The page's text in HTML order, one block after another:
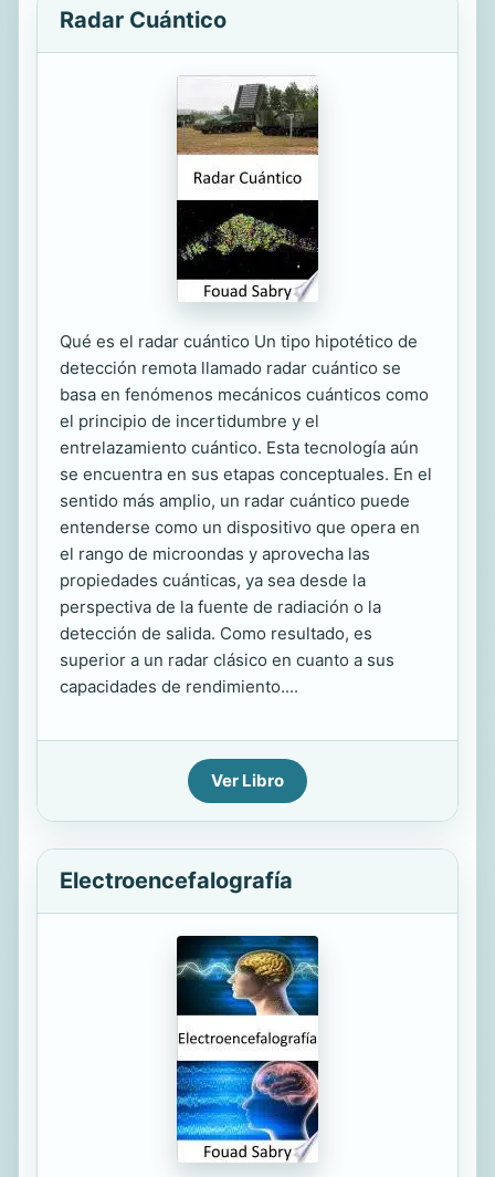
Radar Cuántico
Qué es el radar cuántico Un tipo hipotético de
detección remota llamado radar cuántico se
basa en fenómenos mecánicos cuánticos como
el principio de incertidumbre y el
entrelazamiento cuántico. Esta tecnología aún
se encuentra en sus etapas conceptuales. En el
sentido más amplio, un radar cuántico puede
entenderse como un dispositivo que opera en
el rango de microondas y aprovecha las
propiedades cuánticas, ya sea desde la
perspectiva de la fuente de radiación o la
detección de salida. Como resultado, es
superior a un radar clásico en cuanto a sus
capacidades de rendimiento....
Ver Libro
Electroencefalografía